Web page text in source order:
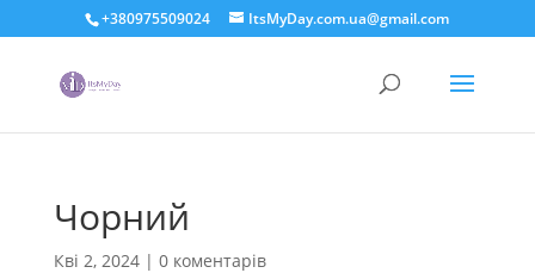
+380975509024 ItsMyDay.com.ua@gmail.com
Чорний
Кві 2, 2024| 0 коментарів